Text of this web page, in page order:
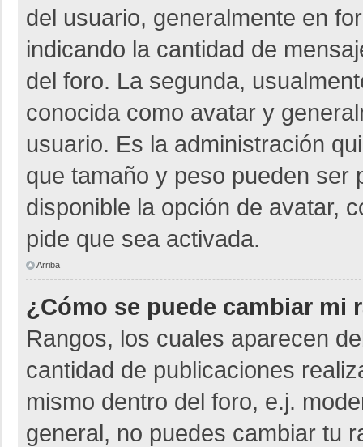
del usuario, generalmente en
indicando la cantidad de
del foro. La segunda,
conocida como avatar y
usuario. Es la administración
que tamaño y peso pueden ser
disponible la opción de avatar,
pide que sea activada.
Arriba
¿Cómo se puede cambiar mi
Rangos, los cuales aparecen
cantidad de publicaciones
mismo dentro del foro, e.j.
general, no puedes cambiar tu